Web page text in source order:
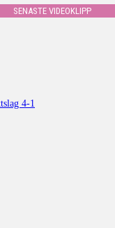
SENASTE VIDEOKLIPP
4-1